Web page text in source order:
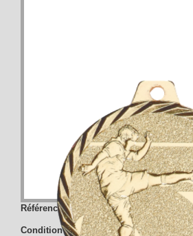
Référence : NZ20D
Condition : Nouveau produit